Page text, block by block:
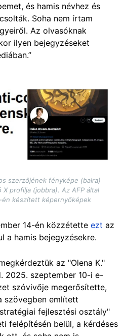
és hamis névhez és
Soha nem írtam
Az olvasóknak
ilyen bejegyzéseket
szerzőjének fényképe (balra)
profilja (jobbra). Az AFP által
én készített képernyőképek
14-én közzétette ezt az
a hamis bejegyzésekre.
az "Olena K."
2025. szeptember 10-i e-
szóvivője megerősítette,
szövegben említett
fejlesztési osztály"
felépítésén belül, a kérdéses